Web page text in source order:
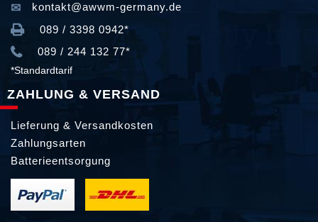
kontakt@awwm-germany.de
089 / 3398 0942*
089 / 244 132 77*
*Standardtarif
ZAHLUNG & VERSAND
Lieferung & Versandkosten
Zahlungsarten
Batterieentsorgung